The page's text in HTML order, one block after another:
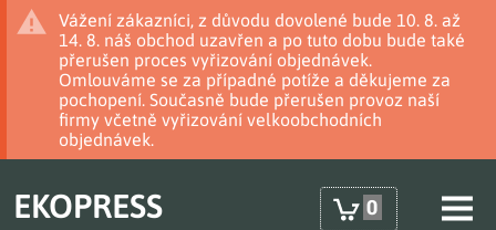
Vážení zákazníci, z důvodu dovolené bude 10. 8. až
14. 8. náš obchod uzavřen a po tuto dobu bude také
přerušen proces vyřizování objednávek.
Omlouváme se za případné potíže a děkujeme za
pochopení. Současně bude přerušen provoz naší
firmy včetně vyřizování velkoobchodních
objednávek.
EKOPRESS 0